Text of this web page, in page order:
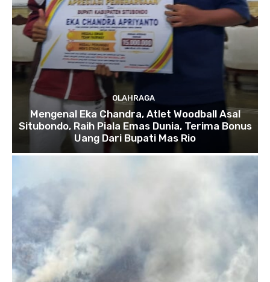
OLAHRAGA
Mengenal Eka Chandra, Atlet Woodball Asal
Situbondo, Raih Piala Emas Dunia, Terima Bonus
Uang Dari Bupati Mas Rio